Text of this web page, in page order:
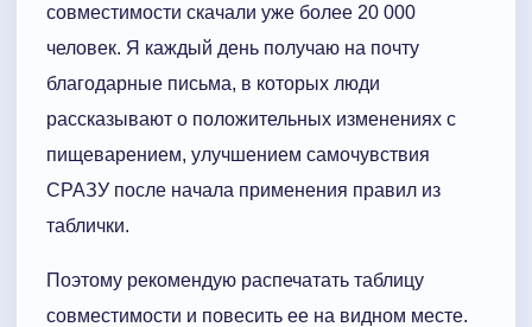
совместимости скачали уже более 20 000
человек. Я каждый день получаю на почту
благодарные письма, в которых люди
рассказывают о положительных изменениях с
пищеварением, улучшением самочувствия
СРАЗУ после начала применения правил из
таблички.
Поэтому рекомендую распечатать таблицу
совместимости и повесить ее на видном месте.